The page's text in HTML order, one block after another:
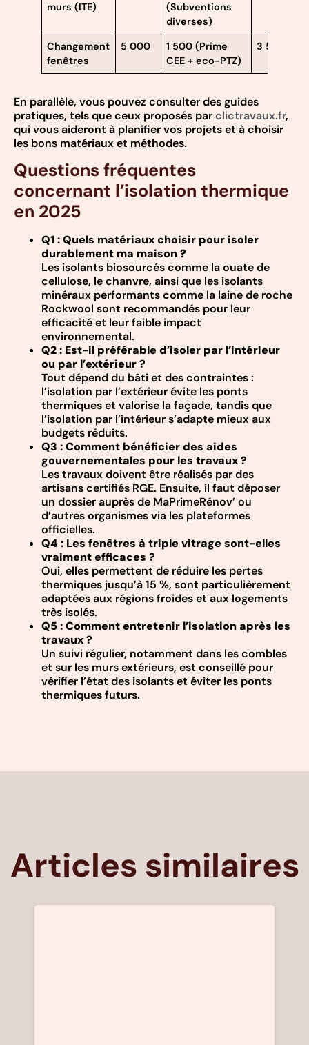
murs (ITE)
(Subventions
diverses)
Changement
fenêtres
5 000
1 500 (Prime
CEE + eco-PTZ)
3 500
En parallèle, vous pouvez consulter des guides
pratiques, tels que ceux proposés parclictravaux.fr,
qui vous aideront à planifier vos projets et à choisir
les bons matériaux et méthodes.
Questions fréquentes
concernant l’isolation thermique
en 2025
Q1 : Quels matériaux choisir pour isoler
durablement ma maison ?
Les isolants biosourcés comme la ouate de
cellulose, le chanvre, ainsi que les isolants
minéraux performants comme la laine de roche
Rockwool sont recommandés pour leur
efficacité et leur faible impact
environnemental.
Q2 : Est-il préférable d’isoler par l’intérieur
ou par l’extérieur ?
Tout dépend du bâti et des contraintes :
l’isolation par l’extérieur évite les ponts
thermiques et valorise la façade, tandis que
l’isolation par l’intérieur s’adapte mieux aux
budgets réduits.
Q3 : Comment bénéficier des aides
gouvernementales pour les travaux ?
Les travaux doivent être réalisés par des
artisans certifiés RGE. Ensuite, il faut déposer
un dossier auprès de MaPrimeRénov’ ou
d’autres organismes via les plateformes
officielles.
Q4 : Les fenêtres à triple vitrage sont-elles
vraiment efficaces ?
Oui, elles permettent de réduire les pertes
thermiques jusqu’à 15 %, sont particulièrement
adaptées aux régions froides et aux logements
très isolés.
Q5 : Comment entretenir l’isolation après les
travaux ?
Un suivi régulier, notamment dans les combles
et sur les murs extérieurs, est conseillé pour
vérifier l’état des isolants et éviter les ponts
thermiques futurs.
Articles similaires